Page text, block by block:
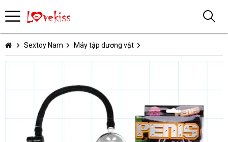
Sextoy Nam Máy tập dương vật